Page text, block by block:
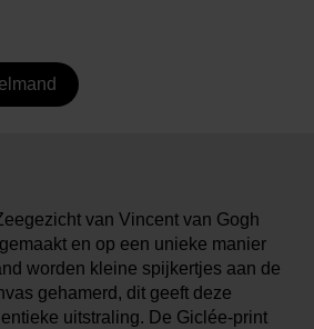
van Vincent van Gogh
en op een unieke manier
worden kleine spijkertjes aan de
gehamerd, dit geeft deze
uitstraling. De Giclée-print